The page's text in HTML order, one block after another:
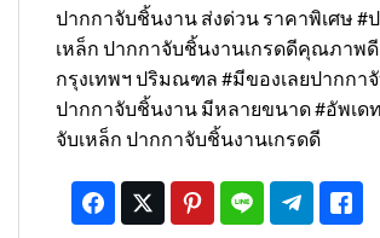
ปากกาจับชิ้นงาน ส่งด่วน ราคาพิเศษ #
เหล็ก ปากกาจับชิ้นงานเกรดดีคุณภาพ
กรุงเทพฯ ปริมณฑล #มีของเลยปากกา
ปากกาจับชิ้นงาน มีหลายขนาด #อัพเด
จับเหล็ก ปากกาจับชิ้นงานเกรดดี